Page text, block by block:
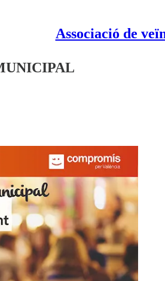
Associació de